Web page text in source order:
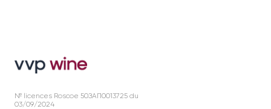
№ licences Roscoe 50ЗАП0013725 du
03/09/2024